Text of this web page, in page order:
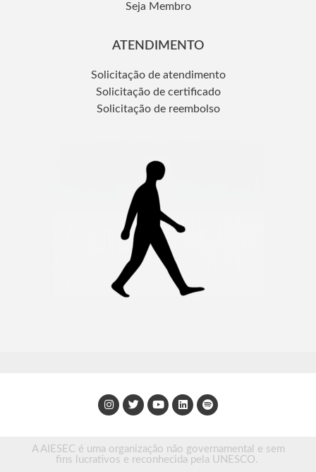
Seja Membro
ATENDIMENTO
Solicitação de atendimento
Solicitação de certificado
Solicitação de reembolso
A AIESEC é uma organização não governamental e sem
fins lucrativos e reconhecida pela UNESCO.